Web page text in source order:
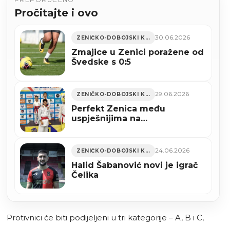
Pročitajte i ovo
ZENIČKO-DOBOJSKI KANTON 30.06.2026
Zmajice u Zenici poražene od
Švedske s 0:5
ZENIČKO-DOBOJSKI KANTON 29.06.2026
Perfekt Zenica među
uspješnijima na
ZENIČKO-DOBOJSKI KANTON 24.06.2026
Halid Šabanović novi je igrač
Čelika
Protivnici će biti podijeljeni u tri kategorije – A, B i C,